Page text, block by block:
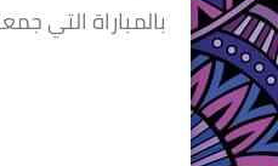
بالمباراة التي